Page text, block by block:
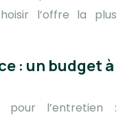
l’offre la plus
: un budget à
pour l’entretien :